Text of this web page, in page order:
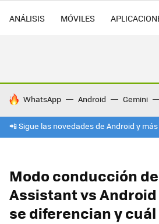
ANÁLISIS MÓVILES
HOY SE HABLA DE
WhatsApp Android Gemini
📲 Sigue las novedades de Android y
Modo conducción
Assistant vs
se diferencian y